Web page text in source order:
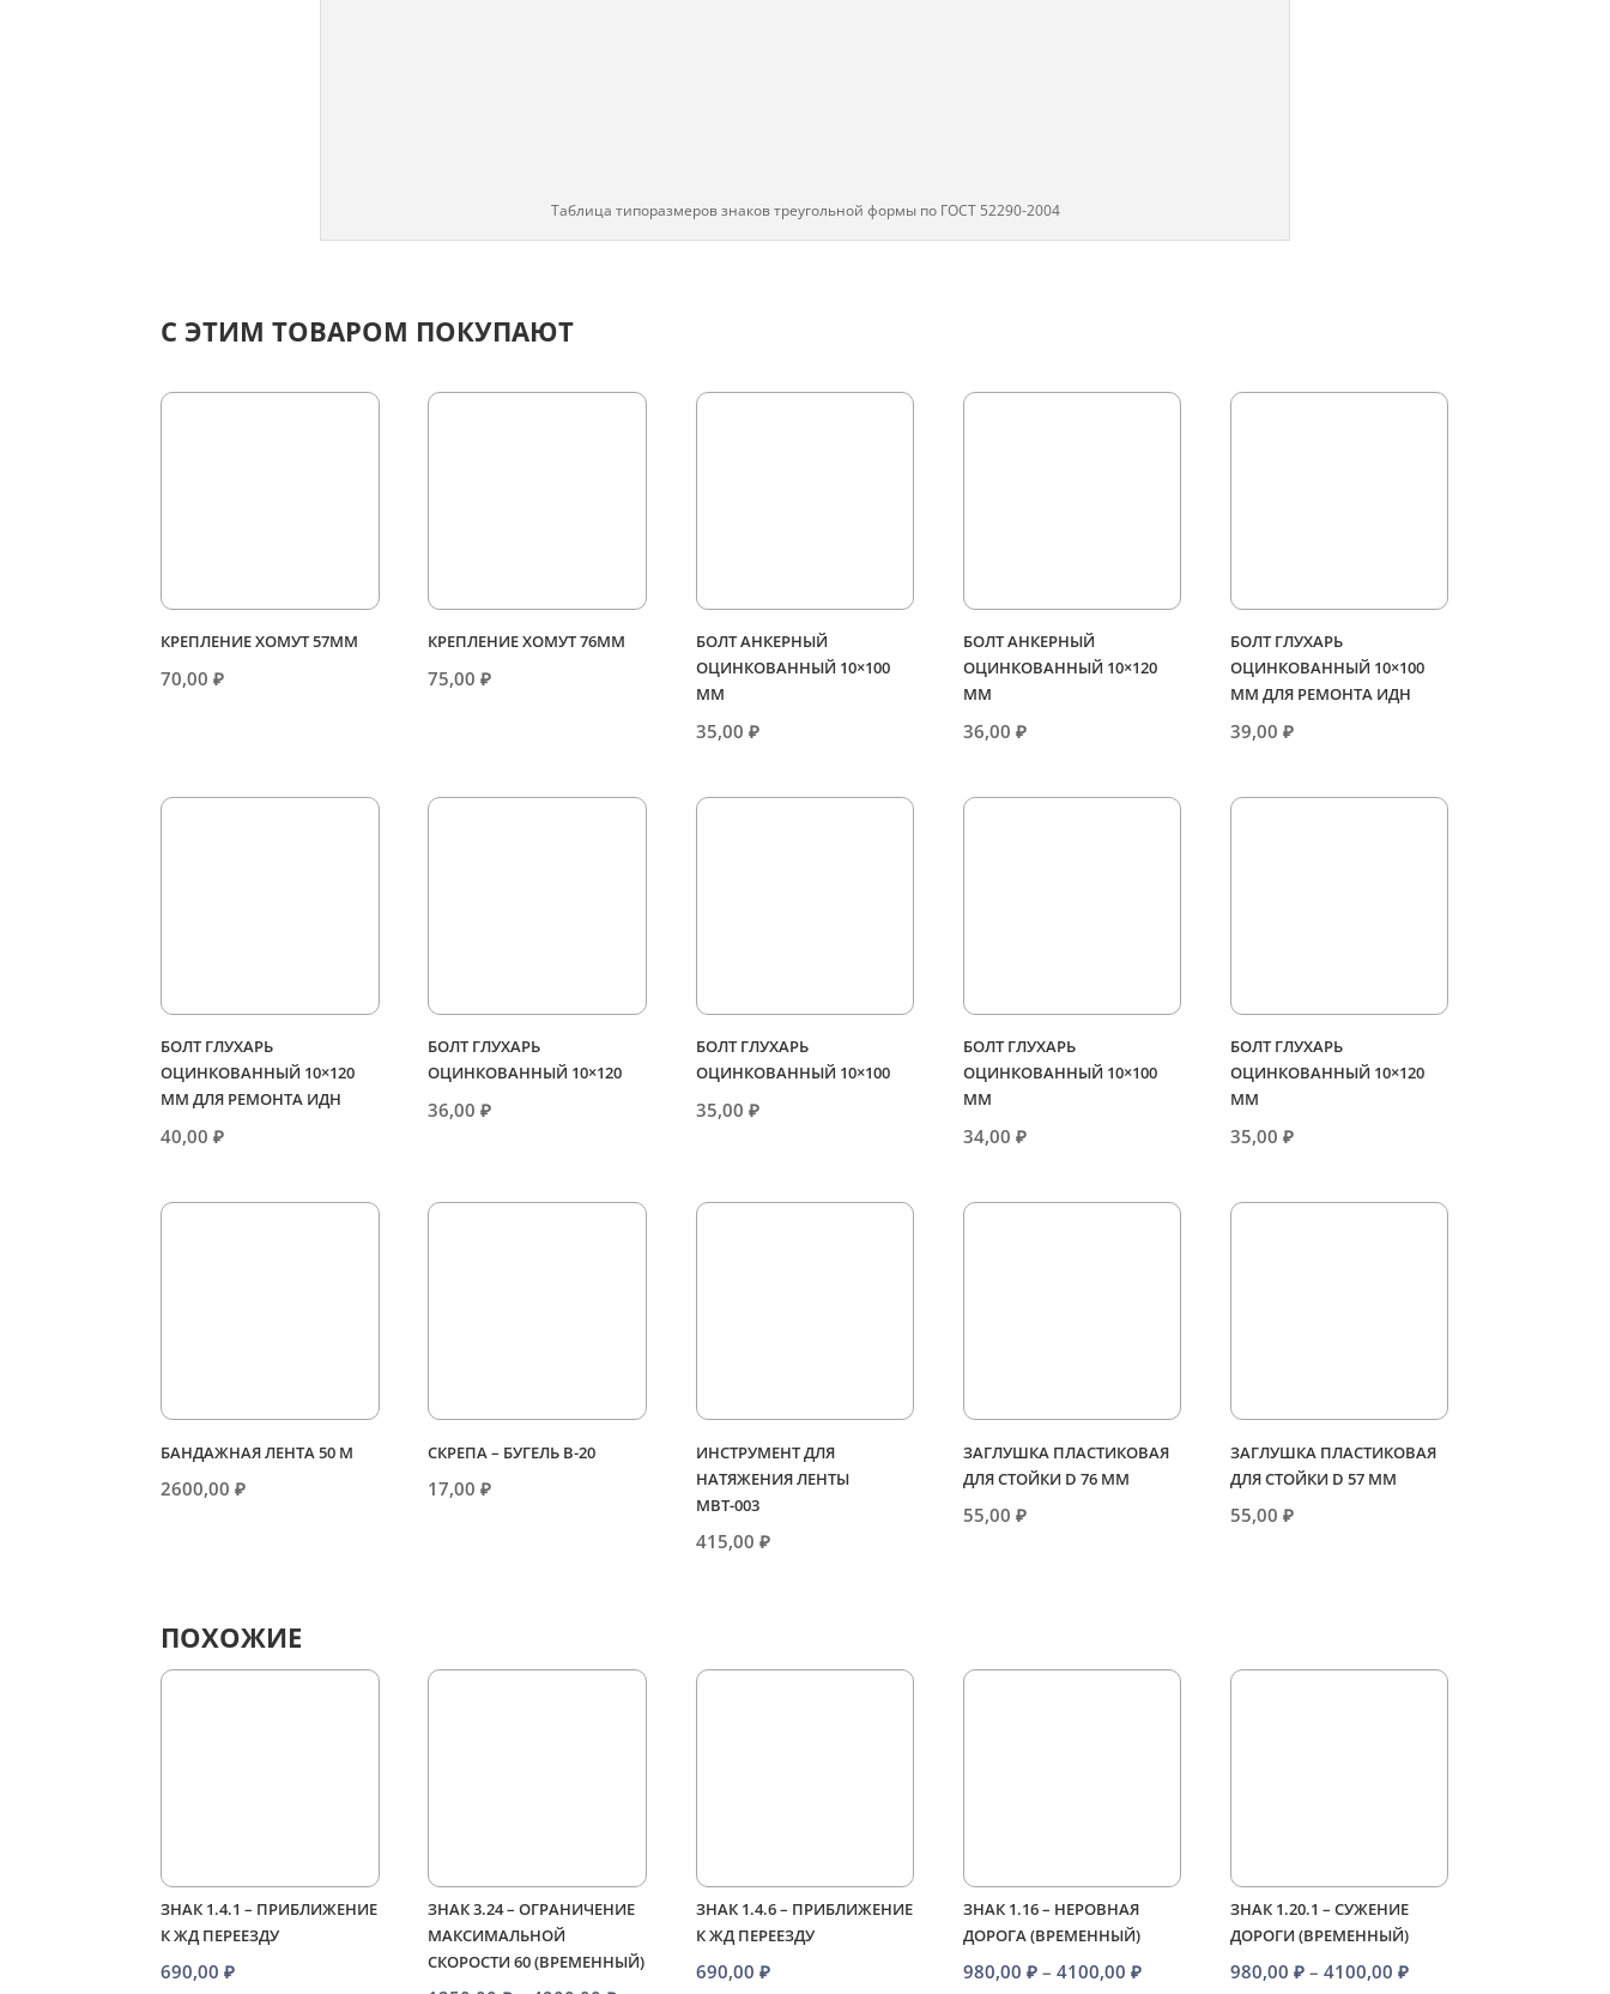
Таблица типоразмеров знаков треугольной формы по ГОСТ 52290-2004
С ЭТИМ ТОВАРОМ ПОКУПАЮТ
КРЕПЛЕНИЕ ХОМУТ 57ММ
70,00₽
КРЕПЛЕНИЕ ХОМУТ 76ММ
75,00₽
БОЛТ АНКЕРНЫЙ
ОЦИНКОВАННЫЙ 10×100
ММ
35,00 ₽
БОЛТ АНКЕРНЫЙ
ОЦИНКОВАННЫЙ 10×120
ММ
36,00 ₽
БОЛТ ГЛУХАРЬ
ОЦИНКОВАННЫЙ 10×100
ММ ДЛЯ РЕМОНТА ИДН
39,00 ₽
БОЛТ ГЛУХАРЬ
ОЦИНКОВАННЫЙ 10×120
ММ ДЛЯ РЕМОНТА ИДН
40,00₽
БОЛТ ГЛУХАРЬ
ОЦИНКОВАННЫЙ 10×120
36,00₽
БОЛТ ГЛУХАРЬ
ОЦИНКОВАННЫЙ 10×100
35,00 ₽
БОЛТ ГЛУХАРЬ
ОЦИНКОВАННЫЙ 10×100
ММ
34,00 ₽
БОЛТ ГЛУХАРЬ
ОЦИНКОВАННЫЙ 10×120
ММ
35,00 ₽
БАНДАЖНАЯ ЛЕНТА 50 М
2600,00₽
СКРЕПА – БУГЕЛЬ В-20
17,00₽
ИНСТРУМЕНТ ДЛЯ
НАТЯЖЕНИЯ ЛЕНТЫ
МВТ-003
415,00 ₽
ЗАГЛУШКА ПЛАСТИКОВАЯ
ДЛЯ СТОЙКИ D 76 ММ
55,00 ₽
ЗАГЛУШКА ПЛАСТИКОВАЯ
ДЛЯ СТОЙКИ D 57 ММ
55,00 ₽
ПОХОЖИЕ
ЗНАК 1.4.1 – ПРИБЛИЖЕНИЕ
К ЖД ПЕРЕЕЗДУ
690,00₽
ЗНАК 3.24 – ОГРАНИЧЕНИЕ
МАКСИМАЛЬНОЙ
СКОРОСТИ 60 (ВРЕМЕННЫЙ)
ЗНАК 1.4.6 – ПРИБЛИЖЕНИЕ
К ЖД ПЕРЕЕЗДУ
690,00 ₽
ЗНАК 1.16 – НЕРОВНАЯ
ДОРОГА (ВРЕМЕННЫЙ)
980,00 ₽ – 4100,00 ₽Диапазон
ЗНАК 1.20.1 – СУЖЕНИЕ
ДОРОГИ (ВРЕМЕННЫЙ)
980,00 ₽ – 4100,00 ₽Диапазон